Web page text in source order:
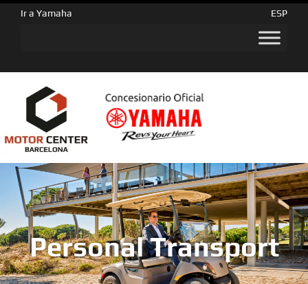
Ir a Yamaha ESP
Personal Transport